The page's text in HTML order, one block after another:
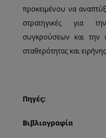
προκειμένου να
στρατηγικές για
συγκρούσεων και την
σταθερότητας και
Πηγές:
Βιβλιογραφία